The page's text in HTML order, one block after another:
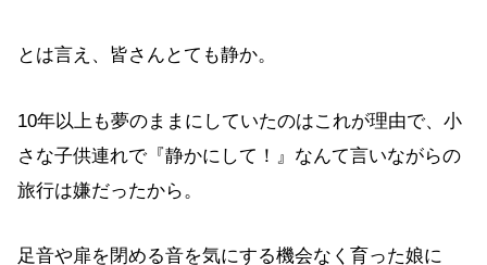
とは言え、皆さんとても静か。
10年以上も夢のままにしていたのはこれが理由で、小
さな子供連れで『静かにして！』なんて言いながらの
旅行は嫌だったから。
足音や扉を閉める音を気にする機会なく育った娘に